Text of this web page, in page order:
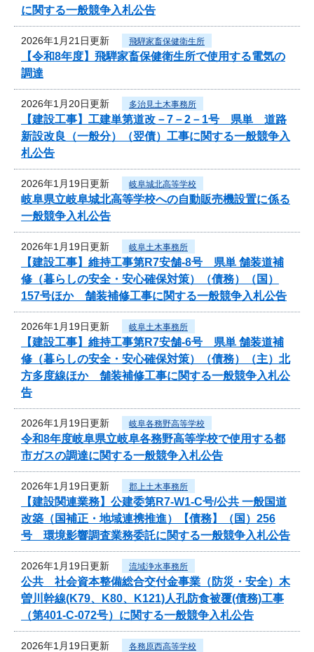
に関する一般競争入札公告
2026年1月21日更新 飛騨家畜保健衛生所
【令和8年度】飛騨家畜保健衛生所で使用する電気の
調達
2026年1月20日更新 多治見土木事務所
【建設工事】工建単第道改－7－2－1号 県単 道路
新設改良（一般分）（翌債）工事に関する一般競争入
札公告
2026年1月19日更新 岐阜城北高等学校
岐阜県立岐阜城北高等学校への自動販売機設置に係る
一般競争入札公告
2026年1月19日更新 岐阜土木事務所
【建設工事】維持工事第R7安舗-8号 県単 舗装道補
修（暮らしの安全・安心確保対策）（債務）（国）
157号ほか 舗装補修工事に関する一般競争入札公告
2026年1月19日更新 岐阜土木事務所
【建設工事】維持工事第R7安舗-6号 県単 舗装道補
修（暮らしの安全・安心確保対策）（債務）（主）北
方多度線ほか 舗装補修工事に関する一般競争入札公
告
2026年1月19日更新 岐阜各務野高等学校
令和8年度岐阜県立岐阜各務野高等学校で使用する都
市ガスの調達に関する一般競争入札公告
2026年1月19日更新 郡上土木事務所
【建設関連業務】公建委第R7-W1-C号/公共 一般国道
改築（国補正・地域連携推進）【債務】（国）256
号 環境影響調査業務委託に関する一般競争入札公告
2026年1月19日更新 流域浄水事務所
公共 社会資本整備総合交付金事業（防災・安全）木
曽川幹線(K79、K80、K121)人孔防食被覆(債務)工事
（第401-C-072号）に関する一般競争入札公告
2026年1月19日更新 各務原西高等学校